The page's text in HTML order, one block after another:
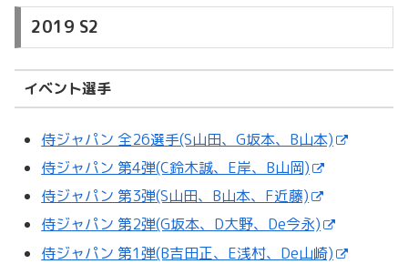
2019 S2
イベント選手
侍ジャパン 全26選手(S山田、G坂本、B山本)
侍ジャパン 第4弾(C鈴木誠、E岸、B山岡)
侍ジャパン 第3弾(S山田、B山本、F近藤)
侍ジャパン 第2弾(G坂本、D大野、De今永)
侍ジャパン 第1弾(B吉田正、E浅村、De山崎)